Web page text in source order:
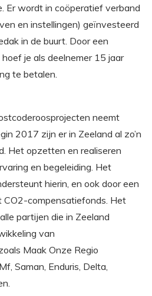
Er wordt in coöperatief verband
en instellingen) geïnvesteerd
in de buurt. Door een
je als deelnemer 15 jaar
te betalen.
neemt
2017 zijn er in Zeeland al zo’n
Het opzetten en realiseren
en begeleiding. Het
hierin, en ook door een
CO2-compensatiefonds. Het
partijen die in Zeeland
van
Maak Onze Regio
Saman, Enduris, Delta,